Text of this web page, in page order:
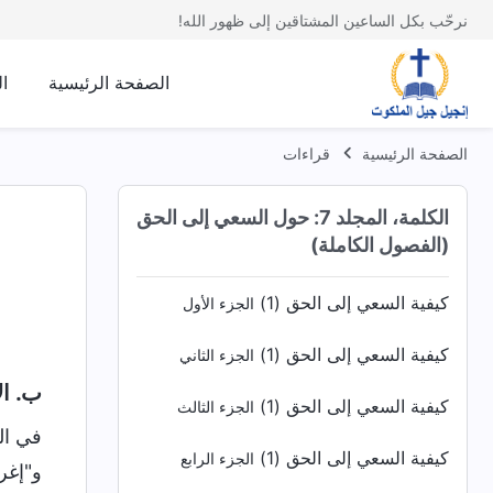
نرحّب بكل الساعين المشتاقين إلى ظهور الله!
الصفحة الرئيسية
الصفحة الرئيسية قراءات
الكلمة، المجلد 7: حول السعي إلى الحق
(الفصول الكاملة)
كيفية السعي إلى الحق (1) الجزء الأول
كيفية السعي إلى الحق (1) الجزء الثاني
كيفية السعي إلى الحق (1) الجزء الثالث
كيفية السعي إلى الحق (1) الجزء الرابع
ب.
في المرة السابقة، عند مناقشة جوهر الطبيعة المنحرف للأشخاص الذين تناسخوا من أبالسة، ذكرنا "شهوانيتهم" و"إغراءهم الجنسي"، وهما نوعان من مظاهر الرغبة الجنسية للجسد. إضافة إلى هذين الجانبين، هناك جانب آخر يرتبط بـ "الشهوانية" و"الإغراء الجنسي"، وهو نوع من السلوك الخارجي أو العيش بحسب الإنسانية، ألا وهو "التهتك". عادةً ما تقترن "الشهوانية" و"التهتك" معًا. هل تعرفون معنى "التهتك"؟ (سلوك وتصرفات منحلّة وغير مقيّدة،